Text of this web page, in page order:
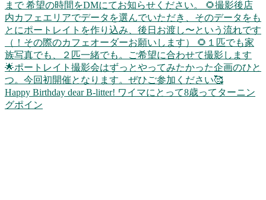
Happy Birthday dear B-litter! ワイマにとって8歳ってターニン
グポイン